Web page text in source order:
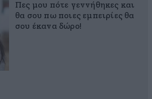
Πες μου πότε γεννήθηκες και
θα σου πω ποιες εμπειρίες θα
σου έκανα δώρο!